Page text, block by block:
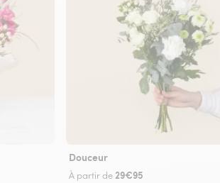
Douceur
À partir de 29€95